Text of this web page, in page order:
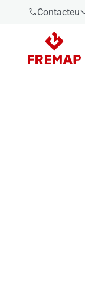
Contacteu
900 61 00
61